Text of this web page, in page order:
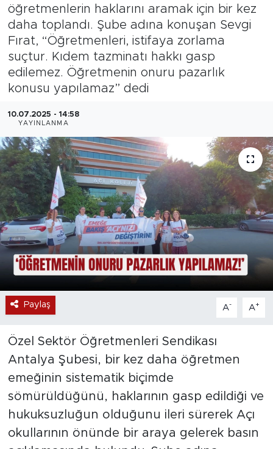
öğretmenlerin haklarını aramak için bir kez
daha toplandı. Şube adına konuşan Sevgi
Fırat, “Öğretmenleri, istifaya zorlama
suçtur. Kıdem tazminatı hakkı gasp
edilemez. Öğretmenin onuru pazarlık
konusu yapılamaz” dedi
10.07.2025 - 14:58
YAYINLANMA
Paylaş A- A+
Özel Sektör Öğretmenleri Sendikası
Antalya Şubesi, bir kez daha öğretmen
emeğinin sistematik biçimde
sömürüldüğünü, haklarının gasp edildiği ve
hukuksuzluğun olduğunu ileri sürerek Açı
okullarının önünde bir araya gelerek basın